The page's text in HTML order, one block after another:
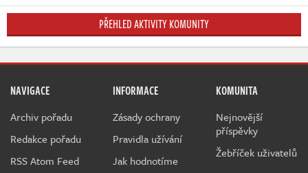
PŘEHLED AKTIVITY KOMUNITY
NAVIGACE
Archiv pořadu
Redakce pořadu
RSS Atom Feed
INFORMACE
Zásady ochrany
Pravidla užívání
Jak hodnotíme
KOMUNITA
Nejnovější
příspěvky
Žebříček uživatelů